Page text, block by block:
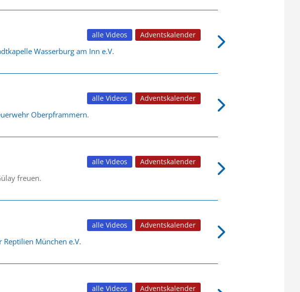
Adventskalender
alle Videos
Wasserburg am Inn e.V.
Adventskalender
alle Videos
Oberpframmern.
Adventskalender
alle Videos
freuen.
Adventskalender
alle Videos
München e.V.
Adventskalender
alle Videos